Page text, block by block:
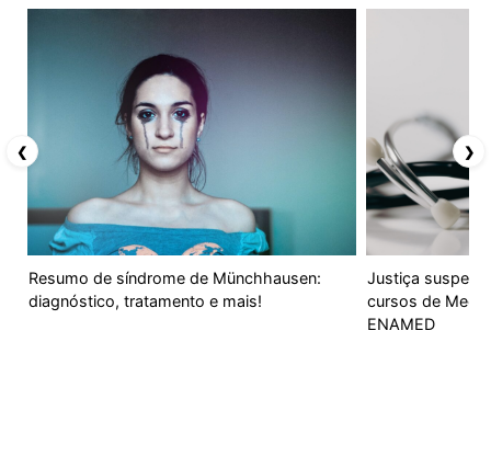
Resumo de síndrome de Münchhausen:
diagnóstico, tratamento e mais!
Justiça
cursos de
ENAMED
❮ ❯